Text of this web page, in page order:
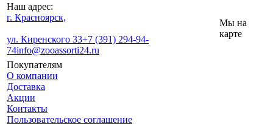
Наш адрес:
г. Красноярск,
ул. Киренского 33+7 (391) 294-94-
74info@zooassorti24.ru
Мы на
карте
Покупателям
О компании
Доставка
Акции
Контакты
Пользовательское соглашение